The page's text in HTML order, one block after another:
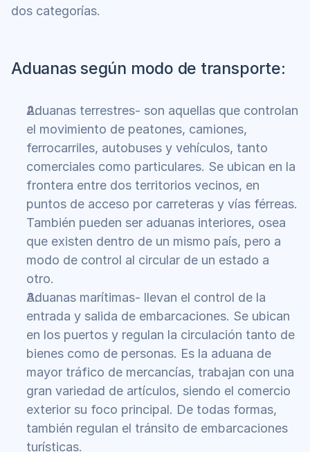
dos categorías.
Aduanas según modo de transporte:
Aduanas terrestres- son aquellas que controlan
el movimiento de peatones, camiones,
ferrocarriles, autobuses y vehículos, tanto
comerciales como particulares. Se ubican en la
frontera entre dos territorios vecinos, en
puntos de acceso por carreteras y vías férreas.
También pueden ser aduanas interiores, osea
que existen dentro de un mismo país, pero a
modo de control al circular de un estado a
otro.
Aduanas marítimas- llevan el control de la
entrada y salida de embarcaciones. Se ubican
en los puertos y regulan la circulación tanto de
bienes como de personas. Es la aduana de
mayor tráfico de mercancías, trabajan con una
gran variedad de artículos, siendo el comercio
exterior su foco principal. De todas formas,
también regulan el tránsito de embarcaciones
turísticas.